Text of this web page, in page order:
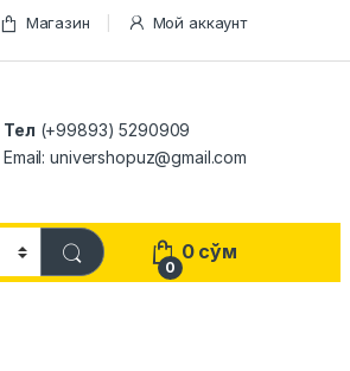
Магазин Мой аккаунт
Тел (+99893) 5290909
Email: univershopuz@gmail.com
0
0 сўм